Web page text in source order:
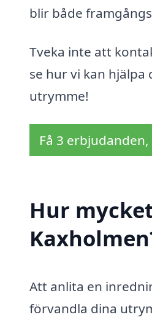
blir både
Tveka inte att
se hur vi kan
utrymme!
Få 3
Hur
Att anlita en
förvandla dina